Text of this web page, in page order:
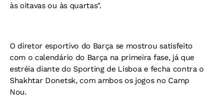
às oitavas ou às quartas".
O diretor esportivo do Barça se mostrou satisfeito
com o calendário do Barça na primeira fase, já que
estréia diante do Sporting de Lisboa e fecha contra o
Shakhtar Donetsk, com ambos os jogos no Camp
Nou.